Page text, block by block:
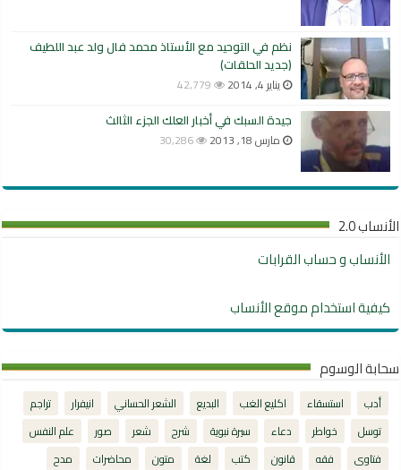
نظم في التوحيد مع الأستاذ محمد فال ولد عبد اللطيف
(جديد الحلقات)
يناير 4, 2014 42,779
جيدة السبك في أخبار العلك الجزء الثالث
مارس 18, 2013 30,286
الأنساب 2.0
الأنساب و حساب القرابات
كيفية استخدام موقع الأنساب
سحابة الوسوم
أدب استسقاء اكليع الغب البديع الشعر الحساني انيفرار
تراجم
توسل
خواطر دعاء سيرة نبوية شرح شعر صور
علم النفس
فتاوى
فقه قانون كتب لغة متون محاضرات
مدح